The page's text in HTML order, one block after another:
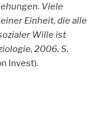
Viele
Einheit, die alle
Wille ist
2006, S.
Invest).